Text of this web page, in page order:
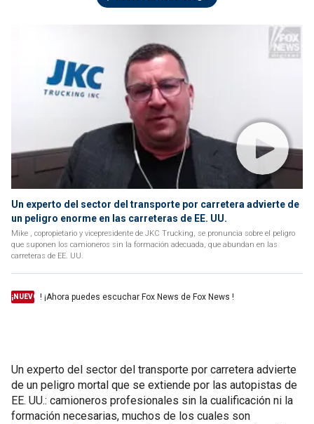
Un experto del sector del transporte por carretera advierte de
un peligro enorme en las carreteras de EE. UU.
Mike , copropietario y vicepresidente de JKC Trucking, se pronuncia sobre el peligro
que suponen los camioneros sin la formación adecuada, que abundan en las
carreteras de EE. UU.
¡NUEVO ! ¡Ahora puedes escuchar Fox News de Fox News !
Un experto del sector del transporte por carretera advierte
de un peligro mortal que se extiende por las autopistas de
EE. UU.: camioneros profesionales sin la cualificación ni la
formación necesarias, muchos de los cuales son